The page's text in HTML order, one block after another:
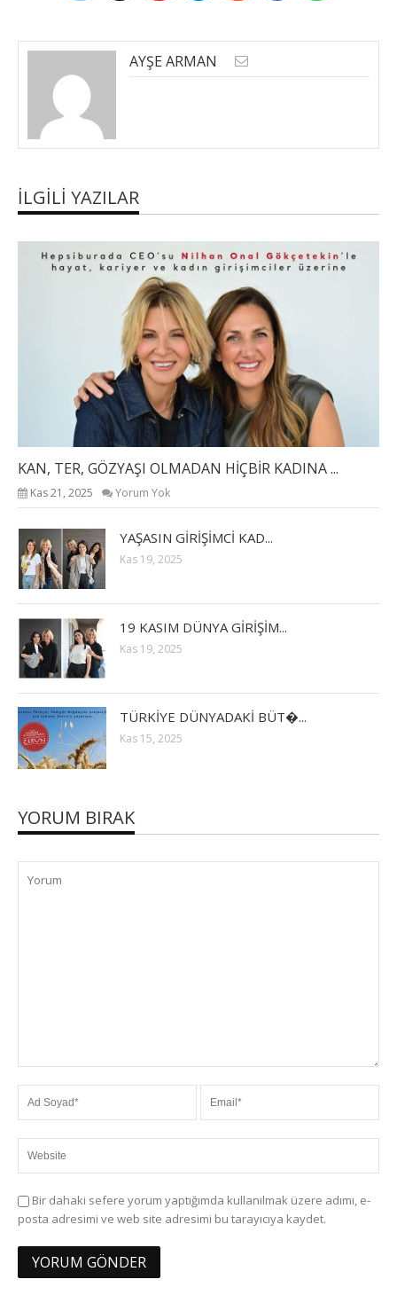
AYŞE ARMAN
İLGILI YAZILAR
KAN, TER, GÖZYAŞI OLMADAN HİÇBİR KADINA ...
Kas 21, 2025 Yorum Yok
YAŞASIN GİRİŞİMCİ KAD...
Kas 19, 2025
19 KASIM DÜNYA GİRİŞİM...
Kas 19, 2025
TÜRKİYE DÜNYADAKİ BÜT�...
Kas 15, 2025
YORUM BIRAK
Bir dahaki sefere yorum yaptığımda kullanılmak üzere adımı, e-
posta adresimi ve web site adresimi bu tarayıcıya kaydet.